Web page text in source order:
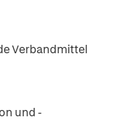
Verbandmittel
und -